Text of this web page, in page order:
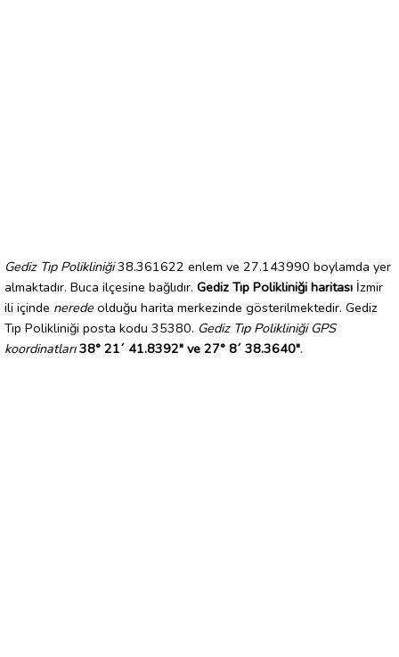
Gediz Tıp Polikliniği38.361622 enlem ve 27.143990 boylamda yer
almaktadır. Buca ilçesine bağlıdır. Gediz Tıp Polikliniği haritası İzmir
ili içinde nerede olduğu harita merkezinde gösterilmektedir. Gediz
Tıp Polikliniği posta kodu 35380. Gediz Tıp Polikliniği GPS
koordinatları 38° 21´ 41.8392" ve 27° 8´ 38.3640".